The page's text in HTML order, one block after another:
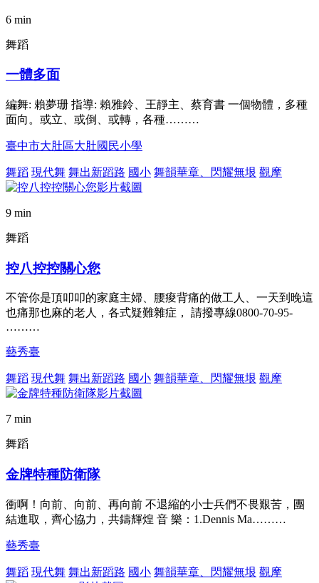
6 min
舞蹈
一體多面
編舞: 賴夢珊 指導: 賴雅鈴、王靜主、蔡育書 一個物體，多種
面向。或立、或倒、或轉，各種………
臺中市大肚區大肚國民小學
舞蹈 現代舞 舞出新蹈路 國小 舞韻華章、閃耀無垠 觀摩
9 min
舞蹈
控八控控關心您
不管你是頂叩叩的家庭主婦、腰痠背痛的做工人、一天到晚這
也痛那也麻的老人，各式疑難雜症， 請撥專線0800-70-95-
………
藝秀臺
舞蹈 現代舞 舞出新蹈路 國小 舞韻華章、閃耀無垠 觀摩
7 min
舞蹈
金牌特種防衛隊
衝啊！向前、向前、再向前 不退縮的小士兵們不畏艱苦，團
結進取，齊心協力，共鑄輝煌 音 樂：1.Dennis Ma………
藝秀臺
舞蹈 現代舞 舞出新蹈路 國小 舞韻華章、閃耀無垠 觀摩